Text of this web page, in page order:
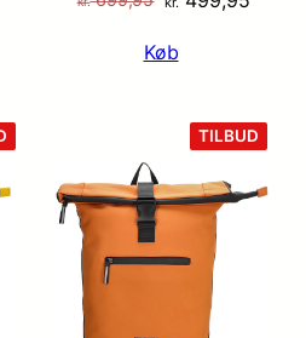
pris
kr. 699,95.kr.
Køb
PÅ
TILBUD
PÅ